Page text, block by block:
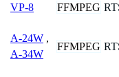
VP-8 FFMPEG
A-24W ,
A-34W
FFMPEG